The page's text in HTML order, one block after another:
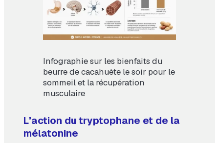
Infographie sur les bienfaits du
beurre de cacahuète le soir pour le
sommeil et la récupération
musculaire
L’action du tryptophane et de la
mélatonine